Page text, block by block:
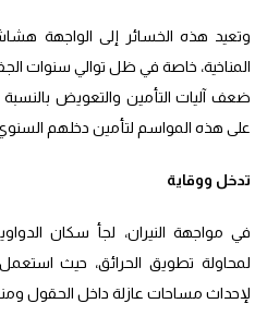
وتعيد هذه الخسائر إلى الواجهة
المناخية، خاصة في ظل توالي سنوات
ضعف آليات التأمين والتعويض
على هذه المواسم لتأمين دخلهم
تدخل ووقاية
في مواجهة النيران، لجأ سكان
لمحاولة تطويق الحرائق، حيث
لإحداث مساحات عازلة داخل الحقول